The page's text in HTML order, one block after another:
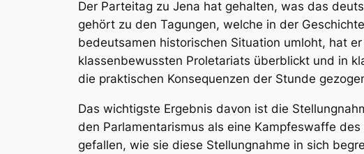
Der Parteitag zu Jena hat gehalten, was das
gehört zu den Tagungen, welche in der
bedeutsamen historischen Situation umloht, hat
klassenbewussten Proletariats überblickt und in
die praktischen Konsequenzen der Stunde
Das wichtigste Ergebnis davon ist die
den Parlamentarismus als eine Kampfeswaffe
gefallen, wie sie diese Stellungnahme in sich